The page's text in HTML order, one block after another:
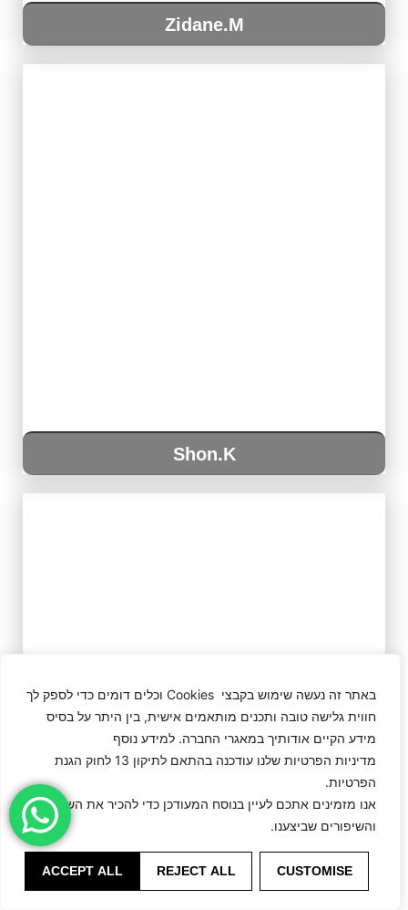
באתר זה נעשה שימוש בקבצי Cookies וכלים דומים כדי לספק לך
חווית גלישה טובה ותכנים מותאמים אישית, בין היתר על בסיס
מידע הקיים אודותיך במאגרי החברה. למידע נוסף
מדיניות הפרטיות שלנו עודכנה בהתאם לתיקון 13 לחוק הגנת
הפרטיות.
אנו מזמינים אתכם לעיין בנוסח המעודכן כדי להכיר את השינויים
והשיפורים שביצענו.
CUSTOMISE
REJECT ALL
ACCEPT ALL
Zidane.M
Shon.K